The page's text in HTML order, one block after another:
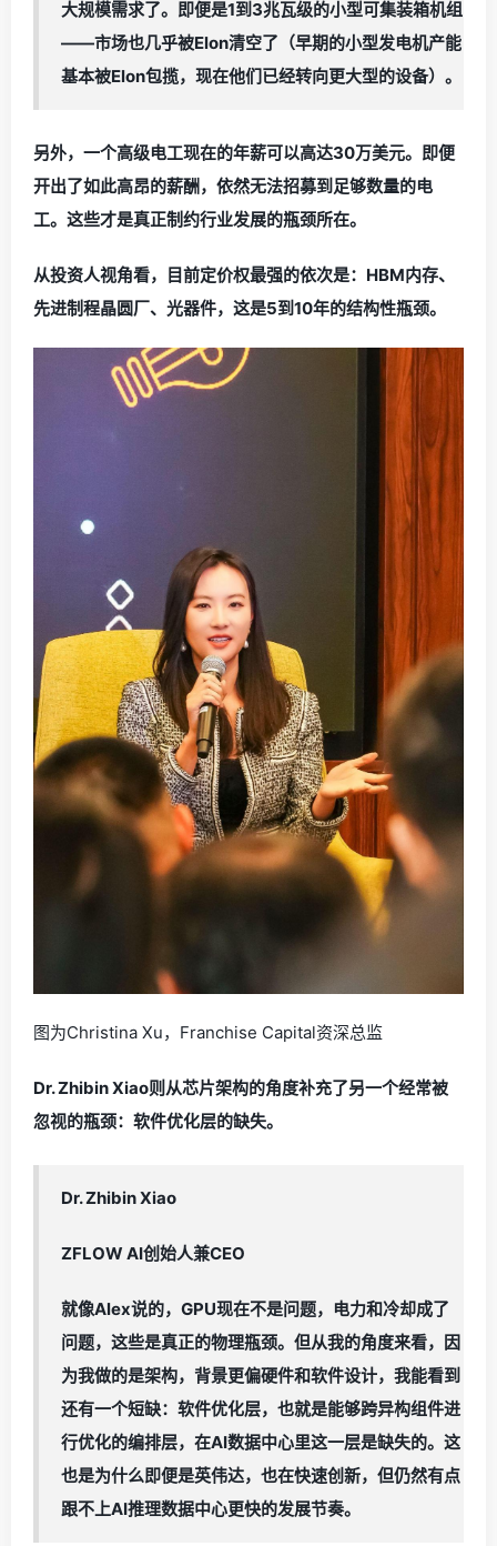
大规模需求了。即便是1到3兆瓦级的小型可集装箱机组
——市场也几乎被Elon清空了（早期的小型发电机产能
基本被Elon包揽，现在他们已经转向更大型的设备）。
另外，一个高级电工现在的年薪可以高达30万美元。即便
开出了如此高昂的薪酬，依然无法招募到足够数量的电
工。这些才是真正制约行业发展的瓶颈所在。
从投资人视角看，目前定价权最强的依次是：HBM内存、
先进制程晶圆厂、光器件，这是5到10年的结构性瓶颈。
图为Christina Xu，Franchise Capital资深总监
Dr. Zhibin Xiao则从芯片架构的角度补充了另一个经常被
忽视的瓶颈：软件优化层的缺失。
Dr. Zhibin Xiao
ZFLOW AI创始人兼CEO
就像Alex说的，GPU现在不是问题，电力和冷却成了
问题，这些是真正的物理瓶颈。但从我的角度来看，因
为我做的是架构，背景更偏硬件和软件设计，我能看到
还有一个短缺：软件优化层，也就是能够跨异构组件进
行优化的编排层，在AI数据中心里这一层是缺失的。这
也是为什么即便是英伟达，也在快速创新，但仍然有点
跟不上AI推理数据中心更快的发展节奏。